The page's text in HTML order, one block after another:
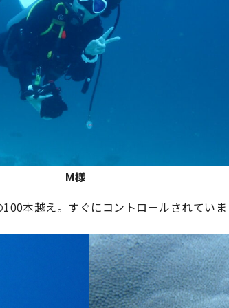
M様
本越え。すぐにコントロールされてい